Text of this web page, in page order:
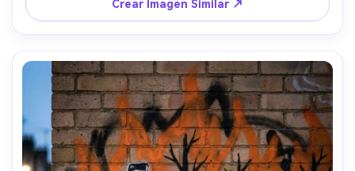
como póster, iluminación suave cinematográfica --ar 4:5
Crear Imagen Similar ↗